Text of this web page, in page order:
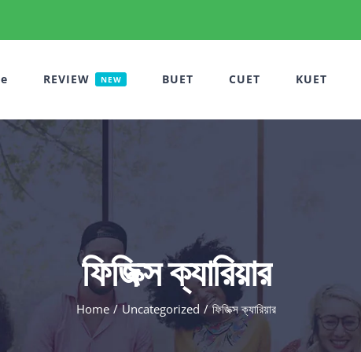
REVIEW NEW BUET CUET KUET
ফিজিক্স ক্যারিয়ার
Home Uncategorized ফিজিক্স ক্যারিয়ার